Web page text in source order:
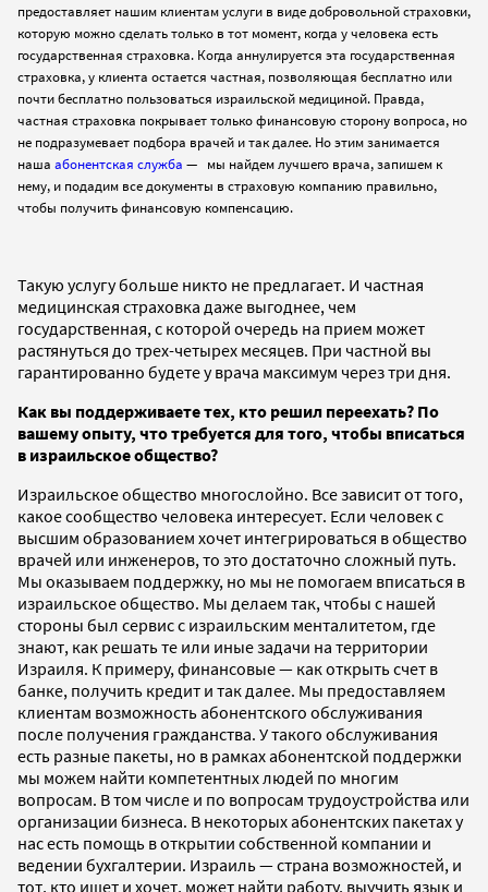
предоставляет нашим клиентам услуги в виде добровольной страховки,
которую можно сделать только в тот момент, когда у человека есть
государственная страховка. Когда аннулируется эта государственная
страховка, у клиента остается частная, позволяющая бесплатно или
почти бесплатно пользоваться израильской медициной. Правда,
частная страховка покрывает только финансовую сторону вопроса, но
не подразумевает подбора врачей и так далее. Но этим занимается
наша абонентская служба — мы найдем лучшего врача, запишем к
нему, и подадим все документы в страховую компанию правильно,
чтобы получить финансовую компенсацию.
Такую услугу больше никто не предлагает. И частная
медицинская страховка даже выгоднее, чем
государственная, с которой очередь на прием может
растянуться до трех-четырех месяцев. При частной вы
гарантированно будете у врача максимум через три дня.
Как вы поддерживаете тех, кто решил переехать? По
вашему опыту, что требуется для того, чтобы вписаться
в израильское общество?
Израильское общество многослойно. Все зависит от того,
какое сообщество человека интересует. Если человек с
высшим образованием хочет интегрироваться в общество
врачей или инженеров, то это достаточно сложный путь.
Мы оказываем поддержку, но мы не помогаем вписаться в
израильское общество. Мы делаем так, чтобы с нашей
стороны был сервис с израильским менталитетом, где
знают, как решать те или иные задачи на территории
Израиля. К примеру, финансовые — как открыть счет в
банке, получить кредит и так далее. Мы предоставляем
клиентам возможность абонентского обслуживания
после получения гражданства. У такого обслуживания
есть разные пакеты, но в рамках абонентской поддержки
мы можем найти компетентных людей по многим
вопросам. В том числе и по вопросам трудоустройства или
организации бизнеса. В некоторых абонентских пакетах у
нас есть помощь в открытии собственной компании и
ведении бухгалтерии. Израиль — страна возможностей, и
тот, кто ищет и хочет, может найти работу, выучить язык и